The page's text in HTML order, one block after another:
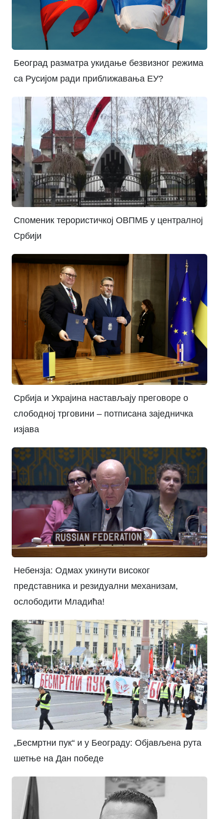
Београд разматра укидање безвизног режима
са Русијом ради приближавања ЕУ?
Споменик терористичкој ОВПМБ у централној
Србији
Србија и Украјина настављају преговоре о
слободној трговини – потписана заједничка
изјава
Небензја: Одмах укинути високог
представника и резидуални механизам,
ослободити Младића!
„Бесмртни пук“ и у Београду: Објављена рута
шетње на Дан победе